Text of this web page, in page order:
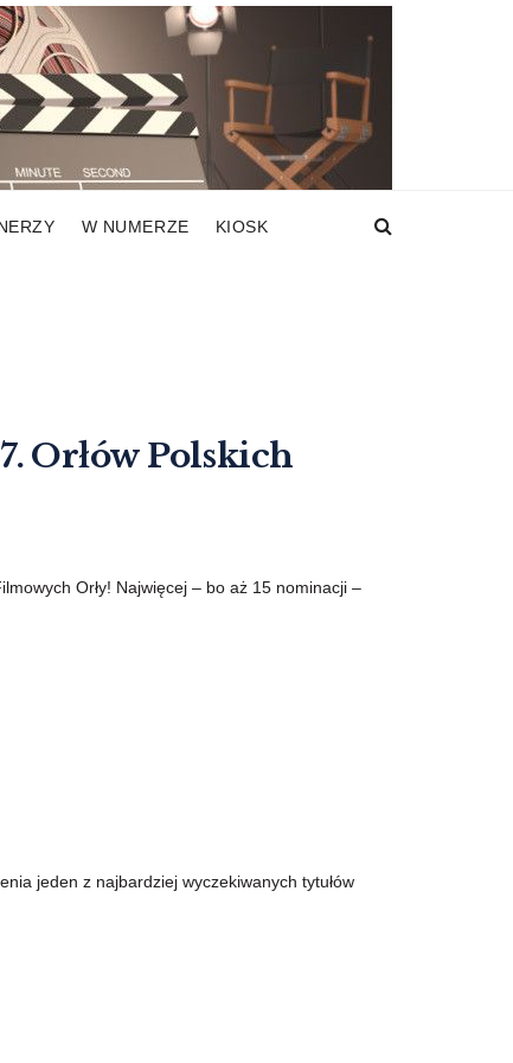
W NUMERZE KIOSK
Orłów Polskich
Orły! Najwięcej – bo aż 15 nominacji –
jeden z najbardziej wyczekiwanych tytułów